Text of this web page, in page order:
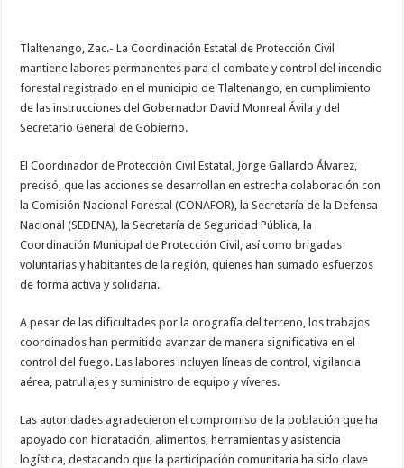
Tlaltenango, Zac.- La Coordinación Estatal de Protección Civil
mantiene labores permanentes para el combate y control del incendio
forestal registrado en el municipio de Tlaltenango, en cumplimiento
de las instrucciones del Gobernador David Monreal Ávila y del
Secretario General de Gobierno.
El Coordinador de Protección Civil Estatal, Jorge Gallardo Álvarez,
precisó, que las acciones se desarrollan en estrecha colaboración con
la Comisión Nacional Forestal (CONAFOR), la Secretaría de la Defensa
Nacional (SEDENA), la Secretaría de Seguridad Pública, la
Coordinación Municipal de Protección Civil, así como brigadas
voluntarias y habitantes de la región, quienes han sumado esfuerzos
de forma activa y solidaria.
A pesar de las dificultades por la orografía del terreno, los trabajos
coordinados han permitido avanzar de manera significativa en el
control del fuego. Las labores incluyen líneas de control, vigilancia
aérea, patrullajes y suministro de equipo y víveres.
Las autoridades agradecieron el compromiso de la población que ha
apoyado con hidratación, alimentos, herramientas y asistencia
logística, destacando que la participación comunitaria ha sido clave